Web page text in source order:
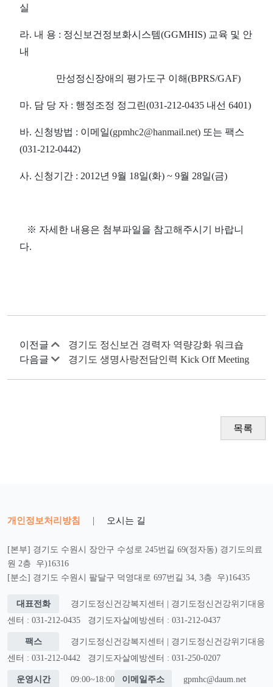
실
라. 내 용 : 정신보건정보화시스템(GGMHIS) 교육 및 안
내
만성정신장애의 평가도구 이해(BPRS/GAF)
마. 담 당 자 : 행정조정 정그린(031-212-0435 내선 6401)
바. 신청방법 : 이메일(gpmhc2@hanmail.net) 또는 팩스
(031-212-0442)
사. 신청기간 : 2012년 9월 18일(화) ~ 9월 28일(금)
※ 자세한 내용은 첨부파일을 참고해주시기 바랍니
다.
이전글
경기도 정신보건 경력자 역량강화 워크숍
다음글
경기도 생명사랑전담인력 Kick Off Meeting
목록
개인정보처리방침 | 오시는 길
[본부] 경기도 수원시 장안구 수성로 245번길 69(정자동) 경기도의료
원 2층 우)16316
[분소] 경기도 수원시 팔달구 덕영대로 697번길 34, 3층 우)16435
대표전화
경기도정신건강복지센터 | 경기도정신건강위기대응
센터 : 031-212-0435
경기도자살예방센터 : 031-212-0437
팩스
경기도정신건강복지센터 | 경기도정신건강위기대응
센터 : 031-212-0442
경기도자살예방센터 : 031-250-0207
운영시간 09:00~18:00 이메일주소 gpmhc@daum.net